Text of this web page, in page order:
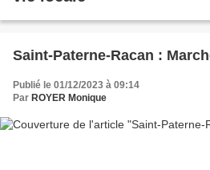
Saint-Paterne-Racan :
Publié le 01/12/2023 à 09:14
Par ROYER Monique